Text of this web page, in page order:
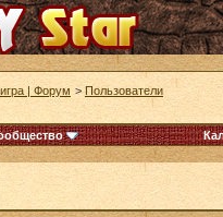
| Форум > Пользователи